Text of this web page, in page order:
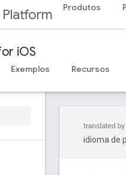
Produtos
iOS
Exemplos Recursos
idioma de